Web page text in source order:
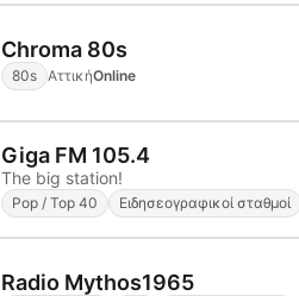
Chroma 80s
80s ΑττικήOnline
Giga FM 105.4
The big station!
Pop / Top 40 Ειδησεογραφικοί σταθμοί
Radio Mythos1965